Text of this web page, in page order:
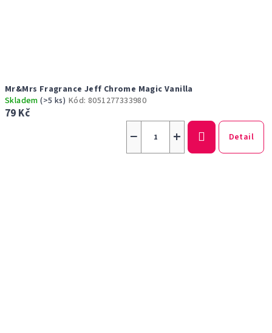
Mr&Mrs Fragrance Jeff Chrome Magic Vanilla
Skladem(>5 ks) Kód:8051277333980
79 Kč
+
− Detail